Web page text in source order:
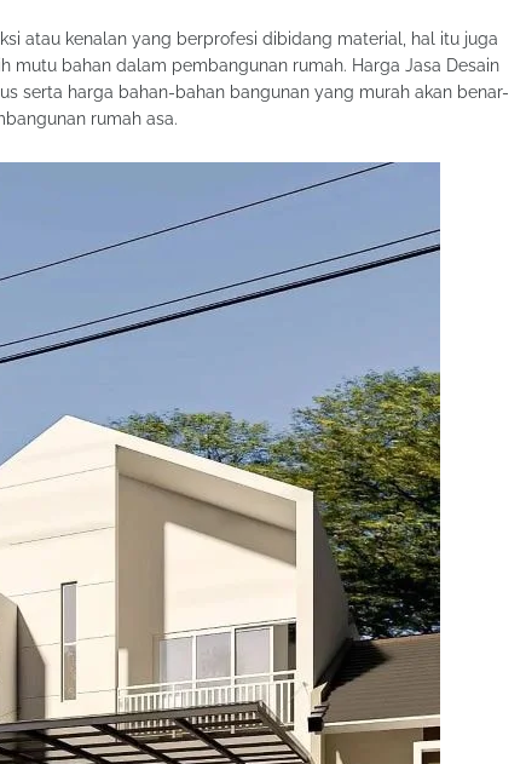
atau kenalan yang berprofesi dibidang material, hal itu juga
mutu bahan dalam pembangunan rumah. Harga Jasa Desain
serta harga bahan-bahan bangunan yang murah akan benar-
rumah asa.